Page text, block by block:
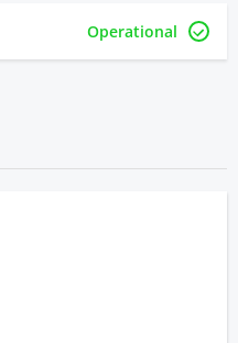
Operational